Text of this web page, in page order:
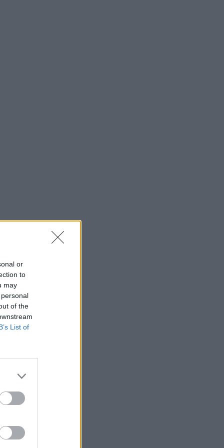
or
to
may
of the
List of